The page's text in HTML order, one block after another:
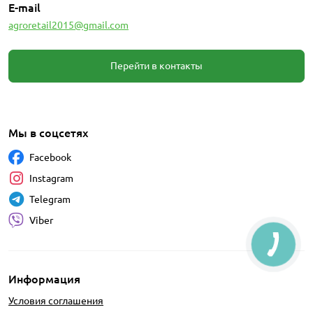
E-mail
agroretail2015@gmail.com
Перейти в контакты
Информация
Условия соглашения
Мы в соцсетях
Facebook
Instagram
Telegram
Viber